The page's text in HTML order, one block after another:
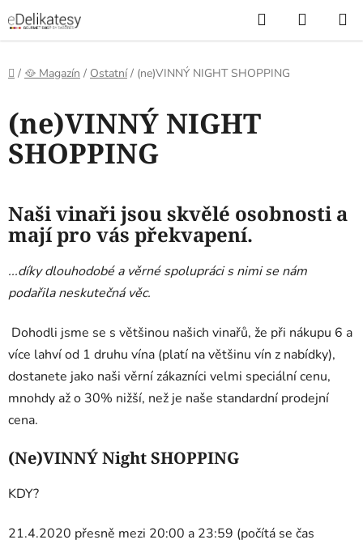
na
obsah
Hledat
KOŠÍK
Domů
/ 🥘 Magazín / Ostatní / (ne)VINNÝ NIGHT SHOPPING
(ne)VINNÝ NIGHT
SHOPPING
Naši vinaři jsou skvělé osobnosti a
mají pro vás překvapení.
...díky dlouhodobé a věrné spolupráci s nimi se nám
podařila neskutečná věc.
Dohodli jsme se s většinou našich vinařů, že při nákupu 6 a
více lahví od 1 druhu vína (platí na většinu vín z nabídky),
dostanete jako naši věrní zákazníci velmi speciální cenu,
mnohdy až o 30% nižší, než je naše standardní prodejní
cena.
(Ne)VINNÝ Night SHOPPING
KDY?
21.4.2020 přesně mezi 20:00 a 23:59 (počítá se čas